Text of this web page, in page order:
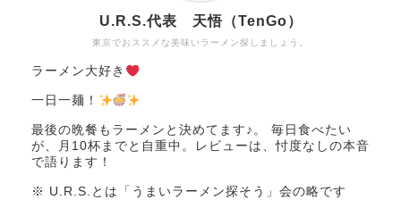
東京でおススメな美味いラーメン探しましょう。
U.R.S.代表 天悟（TenGo）
ラーメン大好き
一日一麺！
最後の晩餐もラーメンと決めてます♪。 毎日食べたい
が、月10杯までと自重中。レビューは、忖度なしの本音
で語ります！
※ U.R.S.とは「うまいラーメン探そう」会の略です